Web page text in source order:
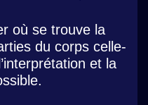
où se trouve la
du corps celle-
et la